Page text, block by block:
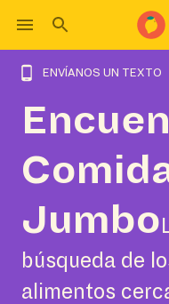
ENVÍANOS UN TEXTO
Jumbo
búsqueda de
alimentos